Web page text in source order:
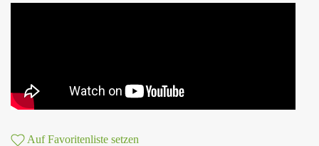
Auf Favoritenliste setzen